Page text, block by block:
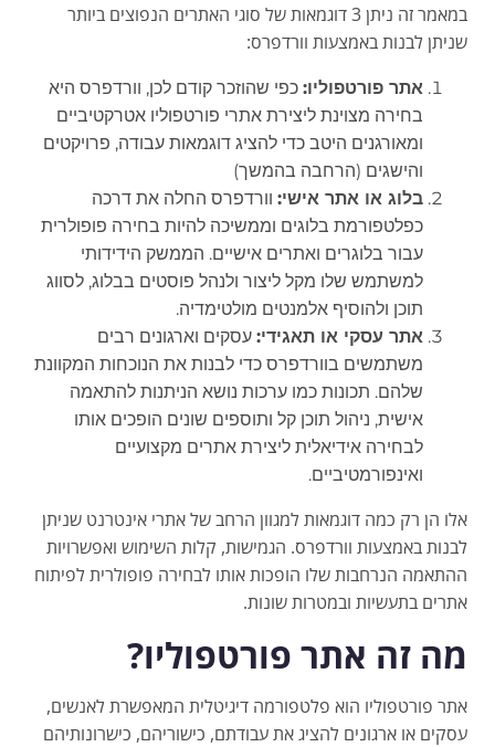
במאמר זה ניתן 3 דוגמאות של סוגי האתרים הנפוצים ביותר
שניתן לבנות באמצעות וורדפרס:
אתר פורטפוליו: כפי שהוזכר קודם לכן, וורדפרס היא
בחירה מצוינת ליצירת אתרי פורטפוליו אטרקטיביים
ומאורגנים היטב כדי להציג דוגמאות עבודה, פרויקטים
והישגים (הרחבה בהמשך)
בלוג או אתר אישי: וורדפרס החלה את דרכה
כפלטפורמת בלוגים וממשיכה להיות בחירה פופולרית
עבור בלוגרים ואתרים אישיים. הממשק הידידותי
למשתמש שלו מקל ליצור ולנהל פוסטים בבלוג, לסווג
תוכן ולהוסיף אלמנטים מולטימדיה.
אתר עסקי או תאגידי: עסקים וארגונים רבים
משתמשים בוורדפרס כדי לבנות את הנוכחות המקוונת
שלהם. תכונות כמו ערכות נושא הניתנות להתאמה
אישית, ניהול תוכן קל ותוספים שונים הופכים אותו
לבחירה אידיאלית ליצירת אתרים מקצועיים
ואינפורמטיביים.
אלו הן רק כמה דוגמאות למגוון הרחב של אתרי אינטרנט שניתן
לבנות באמצעות וורדפרס. הגמישות, קלות השימוש ואפשרויות
ההתאמה הנרחבות שלו הופכות אותו לבחירה פופולרית לפיתוח
אתרים בתעשיות ובמטרות שונות.
מה זה אתר פורטפוליו?
אתר פורטפוליו הוא פלטפורמה דיגיטלית המאפשרת לאנשים,
עסקים או ארגונים להציג את עבודתם, כישוריהם, כישרונותיהם